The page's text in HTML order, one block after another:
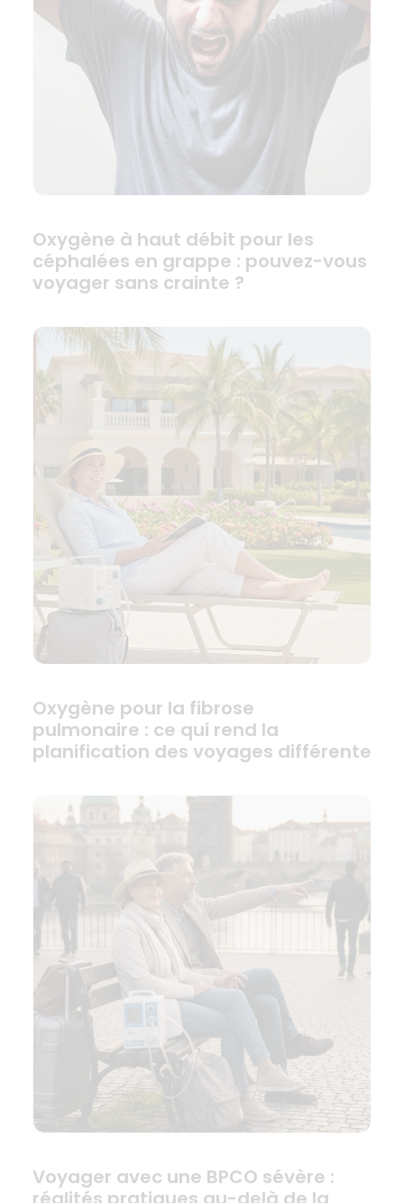
Oxygène à haut débit pour les
céphalées en grappe : pouvez-vous
voyager sans crainte ?
Oxygène pour la fibrose
pulmonaire : ce qui rend la
planification des voyages différente
Voyager avec une BPCO sévère :